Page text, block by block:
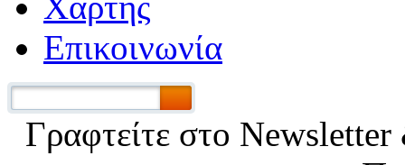
Επικοινωνία
Γραφτείτε στο Νewsletter